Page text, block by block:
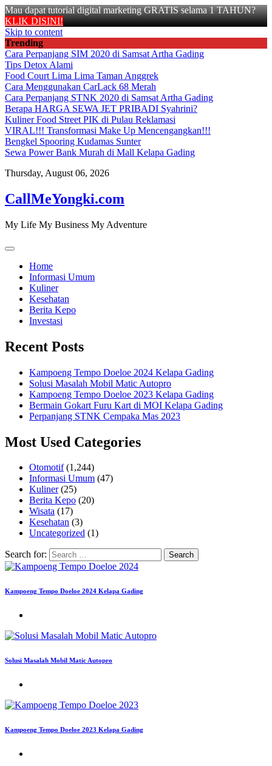
Mau dapat tutorial digital marketing GRATIS selama 1 TAHUN?
KLIK DISINI!
Skip to content
Trending
Cara Perpanjang SIM 2020 di Samsat Artha Gading
Tips Detox Alami
Food Court Lima Lima Taman Anggrek
Cara Menggunakan CarLack 68 Merah
Cara Perpanjang STNK 2020 di Samsat Artha Gading
Berapa HARGA SEWA JET PRIBADI Syahrini?
Kuliner Food Street PIK di Pulau Reklamasi
VIRAL!!! Transformasi Make Up Mencengangkan!!!
Bengkel Spooring Kudamas Sunter
Sewa Power Bank Murah di Mall Kelapa Gading
Thursday, August 06, 2026
CallMeYongki.com
My Life My Business My Adventure
Home
Informasi Umum
Kuliner
Kesehatan
Berita Kepo
Investasi
Recent Posts
Kampoeng Tempo Doeloe 2024 Kelapa Gading
Solusi Masalah Mobil Matic Autopro
Kampoeng Tempo Doeloe 2023 Kelapa Gading
Bermain Gokart Furu Kart di MOI Kelapa Gading
Perpanjang STNK Cempaka Mas 2023
Most Used Categories
Otomotif(1,244)
Informasi Umum (47)
Kuliner(25)
Berita Kepo (20)
Wisata (17)
Kesehatan (3)
Uncategorized (1)
Search for:
Kampoeng Tempo Doeloe 2024 Kelapa Gading
Solusi Masalah Mobil Matic Autopro
Kampoeng Tempo Doeloe 2023 Kelapa Gading